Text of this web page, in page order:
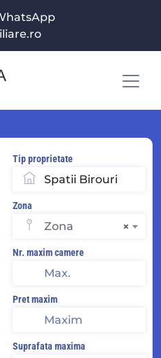
Tip proprietate
Zona
×
Zona
Nr. maxim camere
Pret maxim
Suprafata maxima